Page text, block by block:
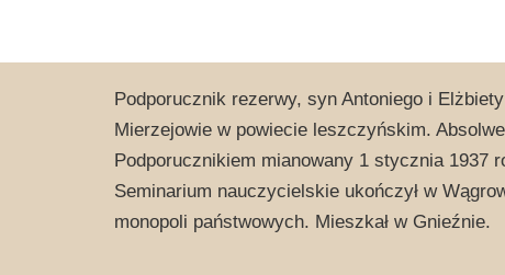
Podporucznik rezerwy, syn Antoniego i
Mierzejowie w powiecie leszczyńskim.
Podporucznikiem mianowany 1 stycznia 1937
Seminarium nauczycielskie ukończył w
monopoli państwowych. Mieszkał w Gnieźnie.